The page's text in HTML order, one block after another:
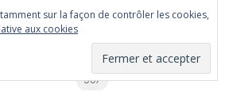
367
sur la façon de contrôler les cookies,
aux cookies